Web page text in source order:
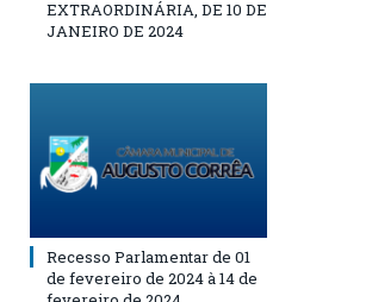
EXTRAORDINÁRIA, DE 10 DE
JANEIRO DE 2024
Recesso Parlamentar de 01
de fevereiro de 2024 à 14 de